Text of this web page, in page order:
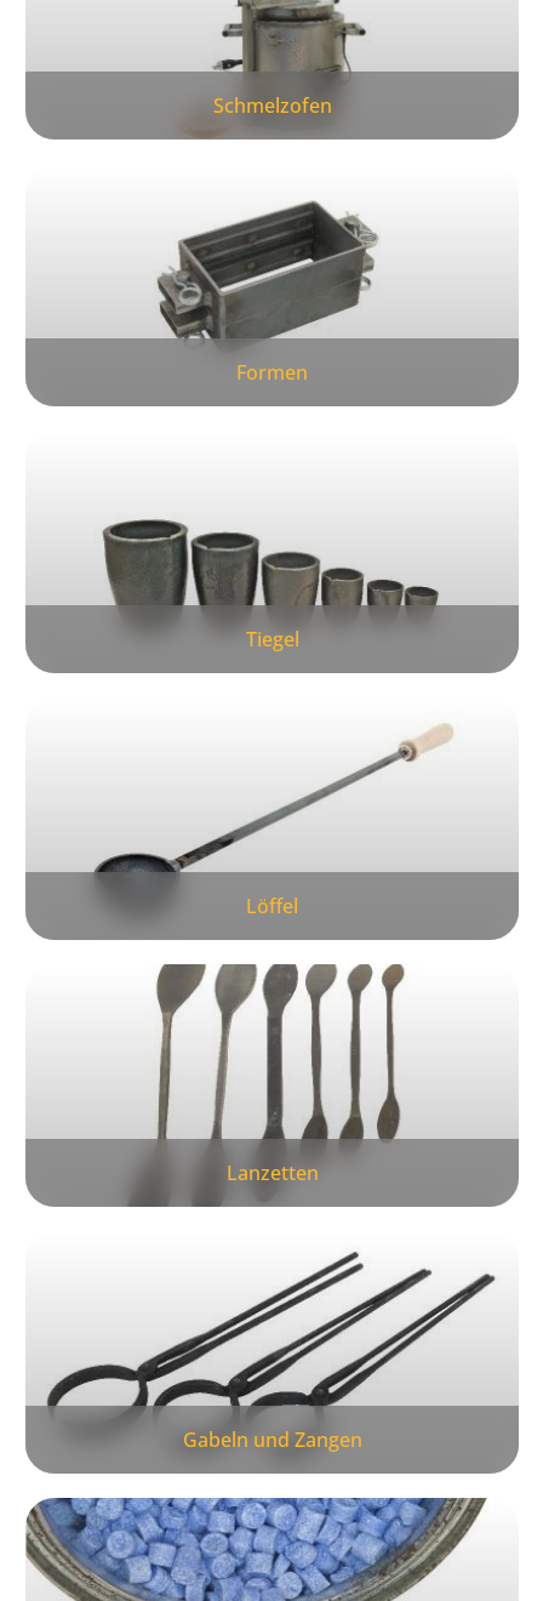
Schmelzofen
Formen
Tiegel
Löffel
Lanzetten
Gabeln und Zangen